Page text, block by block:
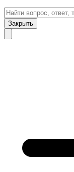
Закрыть